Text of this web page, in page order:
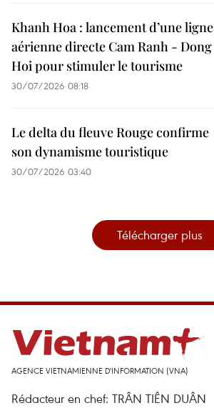
Khanh Hoa : lancement d’une ligne
aérienne directe Cam Ranh - Dong
Hoi pour stimuler le tourisme
30/07/2026 08:18
Le delta du fleuve Rouge confirme
son dynamisme touristique
30/07/2026 03:40
Télécharger plus
AGENCE VIETNAMIENNE D'INFORMATION (VNA)
Rédacteur en chef: TRÂN TIÊN DUÂN